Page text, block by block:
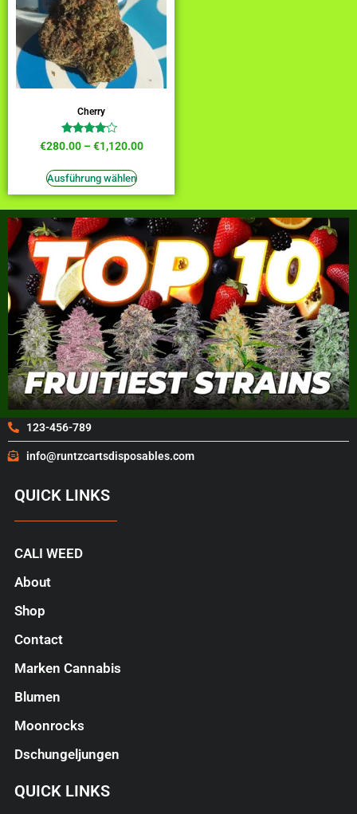
Cherry
Bewertet
mit
von 5
€280.00–€1,120.00
Ausführung wählen
123-456-789
info@runtzcartsdisposables.com
QUICK LINKS
CALI WEED
About
Shop
Contact
Marken Cannabis
Blumen
Moonrocks
Dschungeljungen
QUICK LINKS